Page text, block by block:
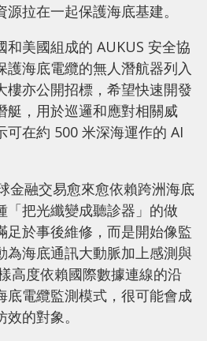
拉在一起保護海底基建。
和美國組成的 AUKUS 安全協
護海底電纜的無人潛航器列入
樓亦公開招標，希望快速開發
艇，用於巡邏和應對相關威
可在約 500 米深海運作的 AI
金融交易愈來愈依賴跨洲海底
「把光纖變成聽診器」的做
足於事後維修，而是開始像監
為海底通訊大動脈加上感測與
高度依賴國際數據連線的沿
底電纜監測模式，很可能會成
的對象。